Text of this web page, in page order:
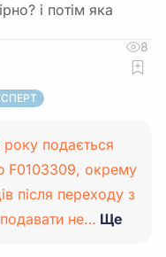
і потім яка
8
року подається
F0103309, окрему
після переходу з
не… Ще